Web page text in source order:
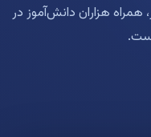
هزاران دانش‌آموز در